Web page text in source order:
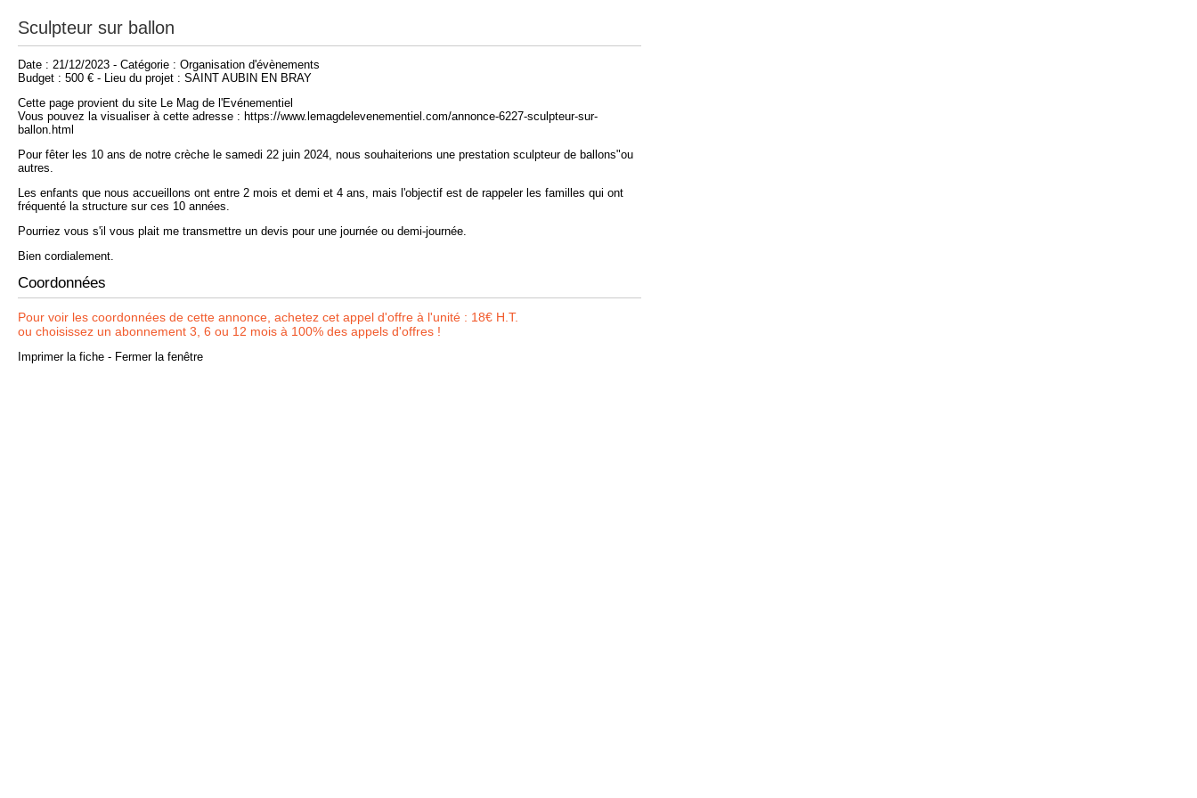
Sculpteur sur ballon
Date : 21/12/2023 - Catégorie : Organisation d'évènements
Budget : 500 € - Lieu du projet : SAINT AUBIN EN BRAY
Cette page provient du site Le Mag de l'Evénementiel
Vous pouvez la visualiser à cette adresse : https://www.lemagdelevenementiel.com/annonce-6227-sculpteur-sur-
ballon.html
Pour fêter les 10 ans de notre crèche le samedi 22 juin 2024, nous souhaiterions une prestation sculpteur de ballons"ou
autres.
Les enfants que nous accueillons ont entre 2 mois et demi et 4 ans, mais l'objectif est de rappeler les familles qui ont
fréquenté la structure sur ces 10 années.
Pourriez vous s'il vous plait me transmettre un devis pour une journée ou demi-journée.
Bien cordialement.
Coordonnées
Pour voir les coordonnées de cette annonce, achetez cet appel d'offre à l'unité : 18€ H.T.
ou choisissez un abonnement 3, 6 ou 12 mois à 100% des appels d'offres !
Imprimer la fiche - Fermer la fenêtre